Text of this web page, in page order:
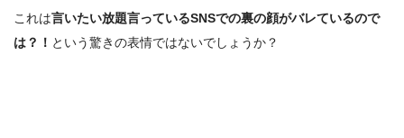
これは言いたい放題言っているSNSでの裏の顔がバレているので
は？！ という驚きの表情ではないでしょうか？